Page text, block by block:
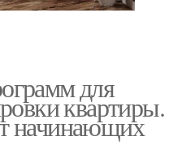
для
квартиры.
начинающих